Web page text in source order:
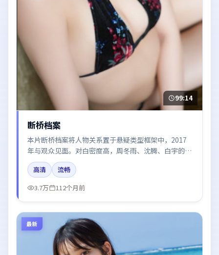
99:14
断桥档案
本片断桥档案将人物关系置于悬疑类型框架中，2017
年与观众见面。对白密度高，周冬雨、沈腾、白宇的台
词节奏值得关注；整体气质偏法国都市与冷色调摄影。
高清
流畅
3.7万
112个月前
最新